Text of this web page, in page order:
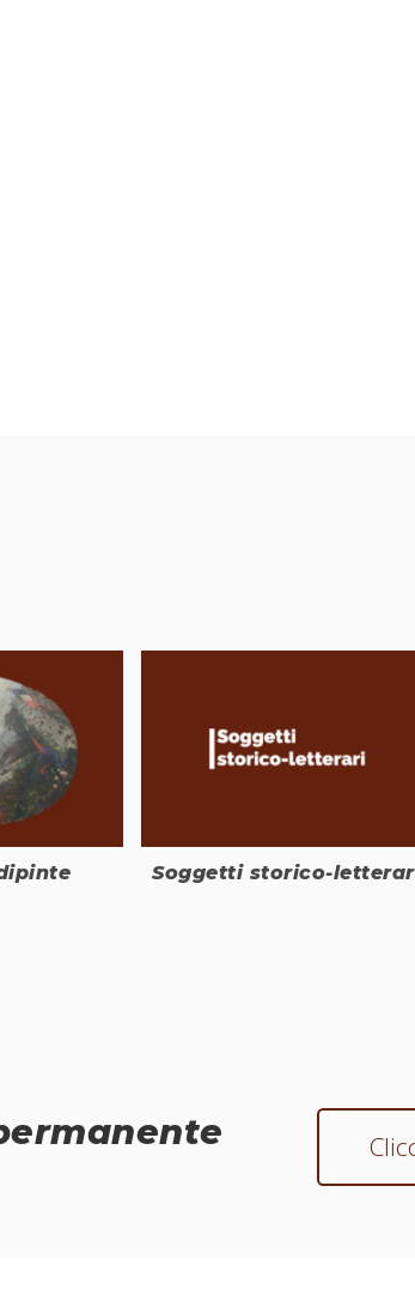
Soggetti storico-